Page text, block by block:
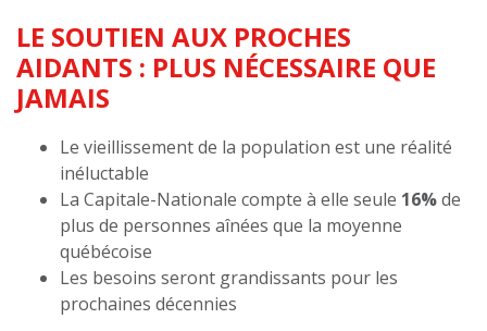
LE SOUTIEN AUX PROCHES
AIDANTS : PLUS NÉCESSAIRE QUE
JAMAIS
Le vieillissement de la population est une réalité
inéluctable
La Capitale-Nationale compte à elle seule 16%de
plus de personnes aînées que la moyenne
québécoise
Les besoins seront grandissants pour les
prochaines décennies